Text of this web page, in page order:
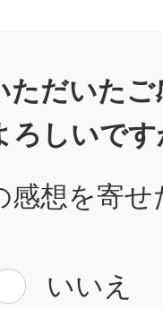
ただいた
ろしいで
感想を寄
いいえ